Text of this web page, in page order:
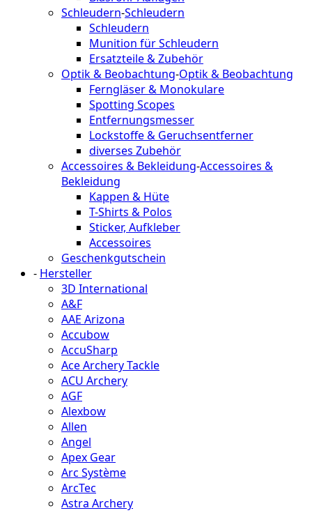
Schleudern-Schleudern
Schleudern
Munition für Schleudern
Ersatzteile & Zubehör
Optik & Beobachtung-Optik & Beobachtung
Ferngläser & Monokulare
Spotting Scopes
Entfernungsmesser
Lockstoffe & Geruchsentferner
diverses Zubehör
Accessoires & Bekleidung-Accessoires &
Bekleidung
Kappen & Hüte
T-Shirts & Polos
Sticker, Aufkleber
Accessoires
Geschenkgutschein
- Hersteller
3D International
A&F
AAE Arizona
Accubow
AccuSharp
Ace Archery Tackle
ACU Archery
AGF
Alexbow
Allen
Angel
Apex Gear
Arc Système
ArcTec
Astra Archery